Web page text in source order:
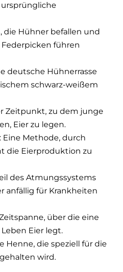
die Hühner befallen und
führen
deutsche Hühnerrasse
schwarz-weißem
Zeitpunkt, zu dem junge
Eier zu legen.
Methode, durch
die Eierproduktion zu
des Atmungssystems
anfällig für Krankheiten
über die eine
Eier legt.
Henne, die speziell für die
wird.